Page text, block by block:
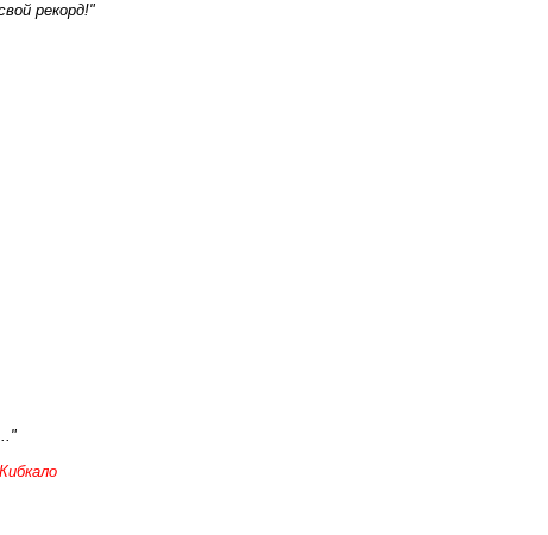
рекорд!"